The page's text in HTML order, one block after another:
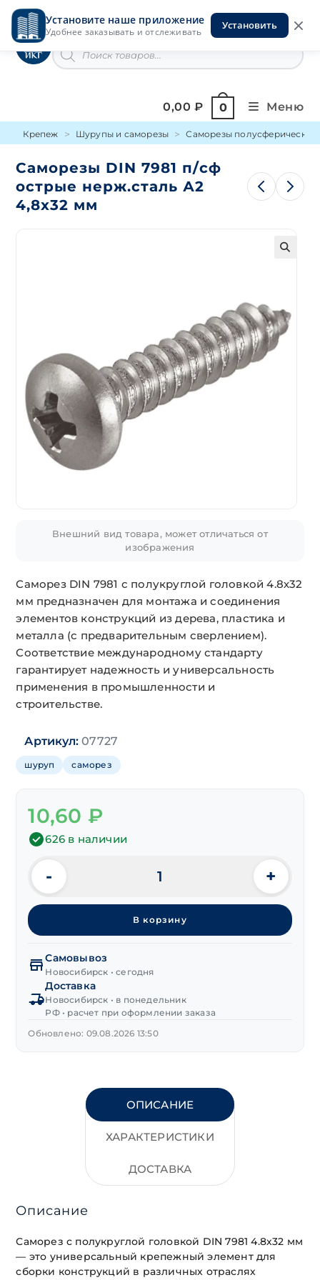
Установите наше приложение
Удобнее заказывать и отслеживать
Установить
Перейти
содержимомуИнструменты на Горской
товаров
0,00₽ 0 Меню
Крепеж Шурупы и саморезы Саморезы полусферические
Саморезы DIN 7981 п/сф
острые нерж.сталь А2
4,8х32 мм
Внешний вид товара, может отличаться от
изображения
Саморез DIN 7981 с полукруглой головкой 4.8х32
мм предназначен для монтажа и соединения
элементов конструкций из дерева, пластика и
металла (с предварительным сверлением).
Соответствие международному стандарту
гарантирует надежность и универсальность
применения в промышленности и
строительстве.
Артикул: 07727
шуруп саморез
10,60 ₽
626 в наличии
Количество
товара
Саморезы
DIN 7981
сф
острые
нерж.сталь
А2
4,8х32 мм
- +
В корзину
Самовывоз
Новосибирск • сегодня
Доставка
Новосибирск • в понедельник
РФ • расчет при оформлении заказа
Обновлено: 09.08.2026 13:50
ОПИСАНИЕ
ХАРАКТЕРИСТИКИ
ДОСТАВКА
Описание
Саморез с полукруглой головкой DIN 7981 4.8х32 мм
— это универсальный крепежный элемент для
сборки конструкций в различных отраслях